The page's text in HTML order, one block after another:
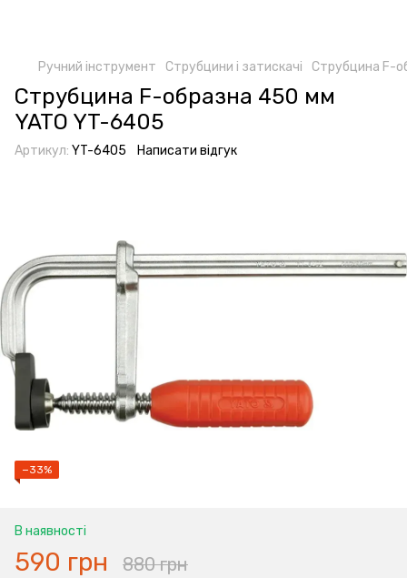
Ручний інструмент Струбцини і затискачі Струбцина F-
Струбцина F-образна 450 мм
YATO YT-6405
Артикул: YT-6405 Написати відгук
−33%
В наявності
590 грн 880 грн